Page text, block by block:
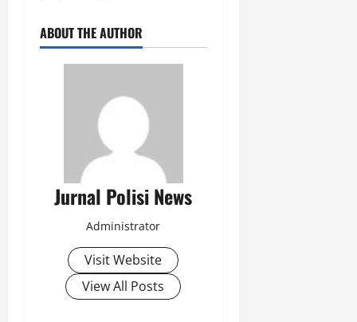
ABOUT THE AUTHOR
Jurnal Polisi News
Administrator
Visit Website
View All Posts